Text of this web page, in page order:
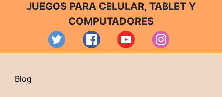
JUEGOS PARA CELULAR, TABLET Y
COMPUTADORES
Blog